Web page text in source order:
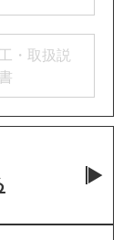
・取扱説